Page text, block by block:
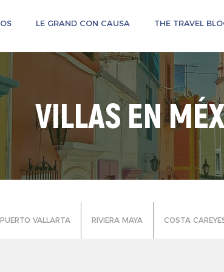
LE GRAND CON CAUSA THE TRAVEL
VILLAS EN
PUERTO VALLARTA RIVIERA MAYA COSTA